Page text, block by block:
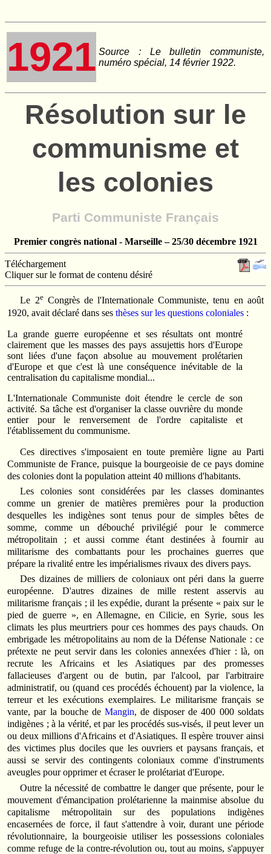
1921 Source : Le bulletin communiste,
numéro spécial, 14 février 1922.
Résolution sur le
communisme et
les colonies
Parti Communiste Français
Premier congrès national - Marseille – 25/30 décembre 1921
Téléchargement
Cliquer sur le format de contenu désiré
Le 2eCongrès de l'Internationale Communiste, tenu en août
1920, avait déclaré dans sesthèses sur les questions coloniales :
La grande guerre européenne et ses résultats ont montré
clairement que les masses des pays assujettis hors d'Europe
sont liées d'une façon absolue au mouvement prolétarien
d'Europe et que c'est là une conséquence inévitable de la
centralisation du capitalisme mondial...
L'Internationale Communiste doit étendre le cercle de son
activité. Sa tâche est d'organiser la classe ouvrière du monde
entier pour le renversement de l'ordre capitaliste et
l'établissement du communisme.
Ces directives s'imposaient en toute première ligne au Parti
Communiste de France, puisque la bourgeoisie de ce pays domine
des colonies dont la population atteint 40 millions d'habitants.
Les colonies sont considérées par les classes dominantes
comme un grenier de matières premières pour la production
desquelles les indigènes sont tenus pour de simples bêtes de
somme, comme un débouché privilégié pour le commerce
métropolitain ; et aussi comme étant destinées à fournir au
militarisme des combattants pour les prochaines guerres que
prépare la rivalité entre les impérialismes rivaux des divers pays.
Des dizaines de milliers de coloniaux ont péri dans la guerre
européenne. D'autres dizaines de mille restent asservis au
militarisme français ; il les expédie, durant la présente « paix sur le
pied de guerre », en Allemagne, en Cilicie, en Syrie, sous les
climats les plus meurtriers pour ces hommes des pays chauds. On
embrigade les métropolitains au nom de la Défense Nationale : ce
prétexte ne peut servir dans les colonies annexées d'hier : là, on
recrute les Africains et les Asiatiques par des promesses
fallacieuses d'argent ou de butin, par l'alcool, par l'arbitraire
administratif, ou (quand ces procédés échouent) par la violence, la
terreur et les exécutions exemplaires. Le militarisme français se
vante, par la bouche de Mangin, de disposer de 400 000 soldats
indigènes ; à la vérité, et par les procédés sus-visés, il peut lever un
ou deux millions d'Africains et d'Asiatiques. Il espère trouver ainsi
des victimes plus dociles que les ouvriers et paysans français, et
aussi se servir des contingents coloniaux comme d'instruments
aveugles pour opprimer et écraser le prolétariat d'Europe.
Outre la nécessité de combattre le danger que présente, pour le
mouvement d'émancipation prolétarienne la mainmise absolue du
capitalisme métropolitain sur des populations indigènes
encasernées de force, il faut s'attendre à voir, durant une période
révolutionnaire, la bourgeoisie utiliser les possessions coloniales
comme refuge de la contre-révolution ou, tout au moins, s'appuyer